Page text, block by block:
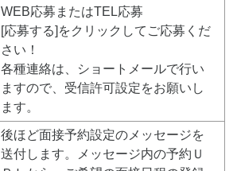
WEB応募またはTEL応募
[応募する]をクリックしてご応募くだ
さい！
各種連絡は、ショートメールで行い
ますので、受信許可設定をお願いし
ます。
後ほど面接予約設定のメッセージを
送付します。メッセージ内の予約Ｕ